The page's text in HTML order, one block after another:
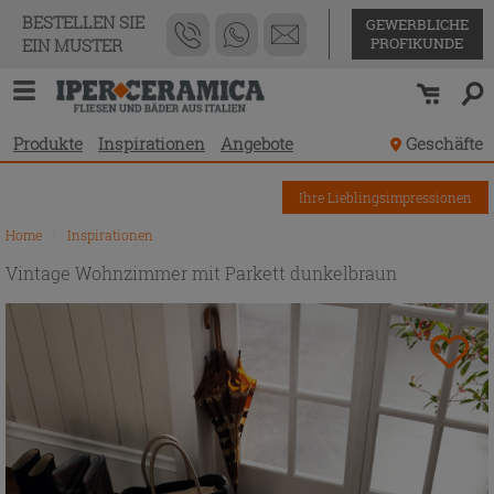
BESTELLEN SIE
EIN MUSTER
GEWERBLICHE
PROFIKUNDE
Produkte Inspirationen Angebote Geschäfte
Home Inspirationen
Ihre Lieblingsimpressionen
Vintage Wohnzimmer mit Parkett dunkelbraun